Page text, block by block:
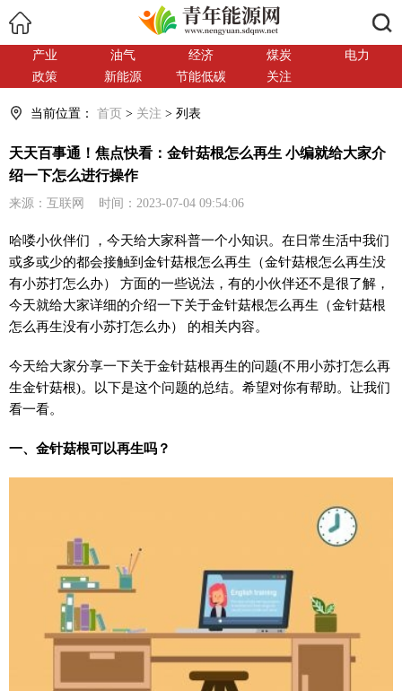
产业 油气 经济 煤炭
电力
政策
新能源 节能低碳 关注
当前位置： 首页 > 关注 > 列表
天天百事通！焦点快看：金针菇根怎么再生 小编就给大家介
绍一下怎么进行操作
来源：互联网 时间：2023-07-04 09:54:06
哈喽小伙伴们 ，今天给大家科普一个小知识。在日常生活中我们
或多或少的都会接触到金针菇根怎么再生（金针菇根怎么再生没
有小苏打怎么办） 方面的一些说法，有的小伙伴还不是很了解，
今天就给大家详细的介绍一下关于金针菇根怎么再生（金针菇根
怎么再生没有小苏打怎么办） 的相关内容。
今天给大家分享一下关于金针菇根再生的问题(不用小苏打怎么再
生金针菇根)。以下是这个问题的总结。希望对你有帮助。让我们
看一看。
一、金针菇根可以再生吗？